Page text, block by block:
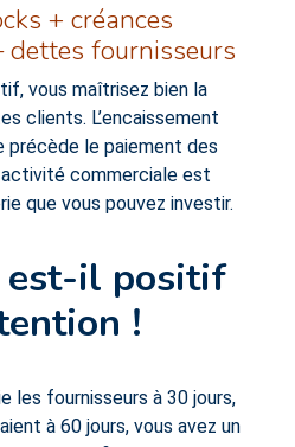
+ créances
dettes fournisseurs
vous maîtrisez bien la
clients. L’encaissement
le paiement des
commerciale est
que vous pouvez investir.
est-il positif
!
les fournisseurs à 30 jours,
à 60 jours, vous avez un